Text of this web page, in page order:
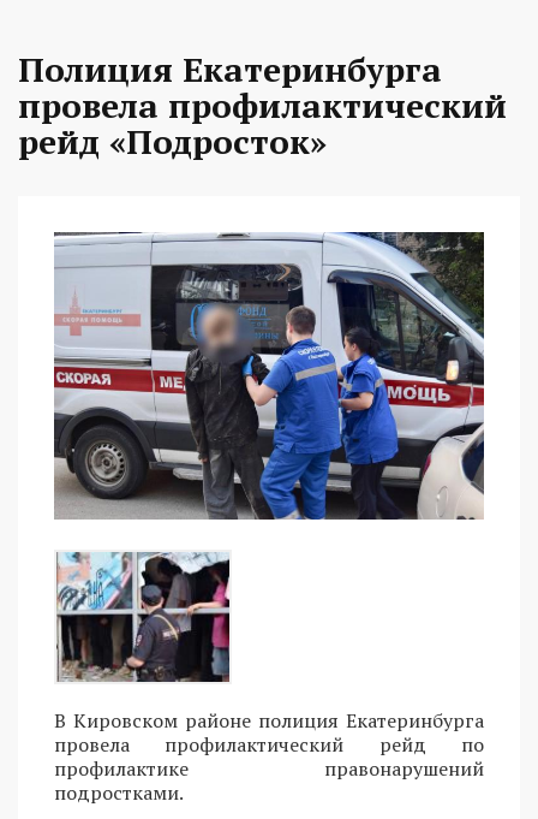
Полиция Екатеринбурга
провела профилактический
рейд «Подросток»
В Кировском районе полиция Екатеринбурга
провела профилактический рейд по
профилактике правонарушений
подростками.